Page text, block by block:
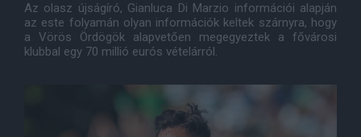
Az olasz újságíró, Gianluca Di Marzio információi alapján
az este folyamán olyan információk keltek szárnyra, hogy
a Vörös Ördögök alapvetően megegyeztek a fővárosi
klubbal egy 70 millió eurós vételárról.